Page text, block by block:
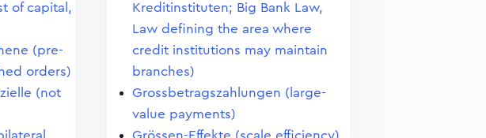
of capital,
(pre-
orders)
(not
Kreditinstituten; Big Bank Law,
Law defining the area where
credit institutions may maintain
branches)
Grossbetragszahlungen (large-
value payments)
Grössen-Effekte (scale efficiency)